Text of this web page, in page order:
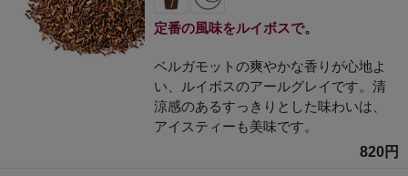
定番の風味をルイボスで。
ベルガモットの爽やかな香りが心地よ
い、ルイボスのアールグレイです。清
涼感のあるすっきりとした味わいは、
アイスティーも美味です。
820円